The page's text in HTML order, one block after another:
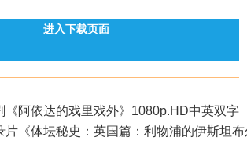
进入下载页面
《阿依达的戏里戏外》1080p.HD中英双字
片《体坛秘史：英国篇：利物浦的伊斯坦